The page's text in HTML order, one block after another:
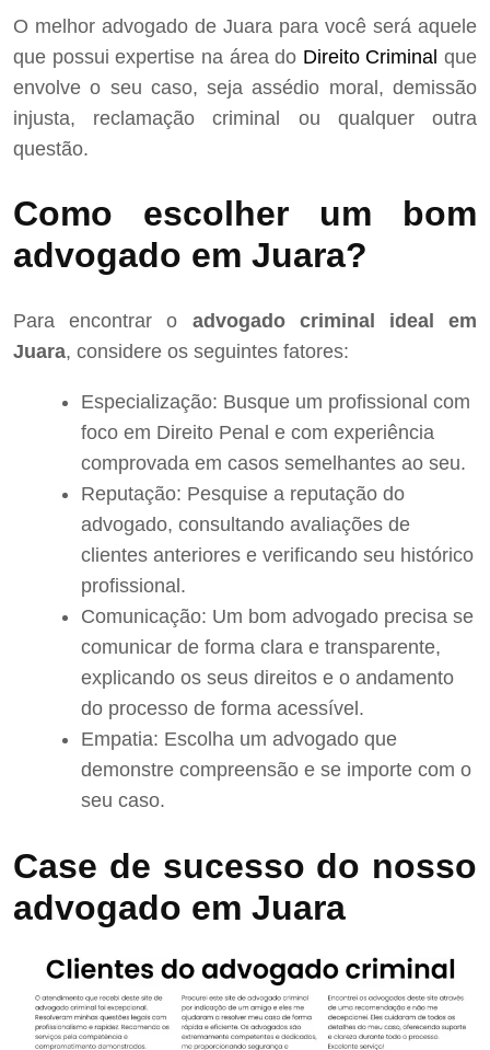
O melhor advogado de Juara para você será aquele
que possui expertise na área do Direito Criminal que
envolve o seu caso, seja assédio moral, demissão
injusta, reclamação criminal ou qualquer outra
questão.
Como escolher um bom
advogado em Juara?
Para encontrar o advogado criminal ideal em
Juara, considere os seguintes fatores:
Especialização: Busque um profissional com
foco em Direito Penal e com experiência
comprovada em casos semelhantes ao seu.
Reputação: Pesquise a reputação do
advogado, consultando avaliações de
clientes anteriores e verificando seu histórico
profissional.
Comunicação: Um bom advogado precisa se
comunicar de forma clara e transparente,
explicando os seus direitos e o andamento
do processo de forma acessível.
Empatia: Escolha um advogado que
demonstre compreensão e se importe com o
seu caso.
Case de sucesso do nosso
advogado em Juara